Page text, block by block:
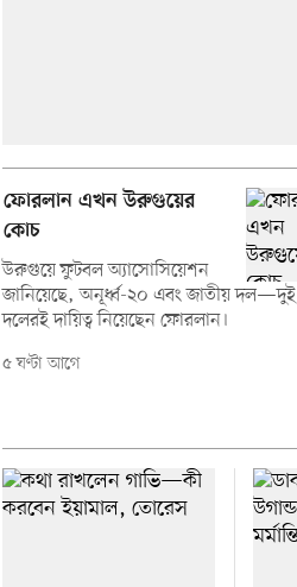
ফোরলান এখন উরুগুয়ের
কোচ
উরুগুয়ে ফুটবল অ্যাসোসিয়েশন
জানিয়েছে, অনূর্ধ্ব-২০ এবং জাতীয় দল—দুই
দলেরই দায়িত্ব নিয়েছেন ফোরলান।
৫ ঘণ্টা আগে